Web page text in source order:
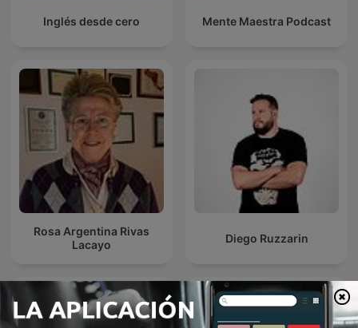
Inglés desde cero Mente Maestra Podcast
Rosa Argentina Rivas
Lacayo
Diego Ruzzarin